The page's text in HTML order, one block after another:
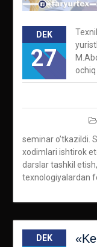
DEK
27
seminar o’tkazildi.
xodimlari ishtirok
darslar tashkil
texnologiyalardan
DEK